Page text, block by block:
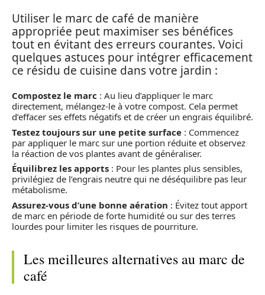
Utiliser le marc de café de manière
appropriée peut maximiser ses bénéfices
tout en évitant des erreurs courantes. Voici
quelques astuces pour intégrer efficacement
ce résidu de cuisine dans votre jardin :
Compostez le marc : Au lieu d’appliquer le marc
directement, mélangez-le à votre compost. Cela permet
d’effacer ses effets négatifs et de créer un engrais équilibré.
Testez toujours sur une petite surface : Commencez
par appliquer le marc sur une portion réduite et observez
la réaction de vos plantes avant de généraliser.
Équilibrez les apports : Pour les plantes plus sensibles,
privilégiez de l’engrais neutre qui ne déséquilibre pas leur
métabolisme.
Assurez-vous d’une bonne aération : Évitez tout apport
de marc en période de forte humidité ou sur des terres
lourdes pour limiter les risques de pourriture.
Les meilleures alternatives au marc de
café